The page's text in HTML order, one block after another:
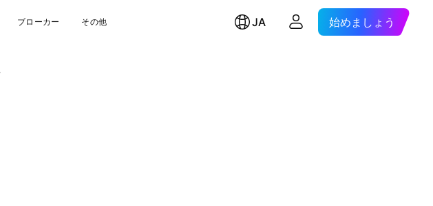
ブローカー その他 JA 始めましょう